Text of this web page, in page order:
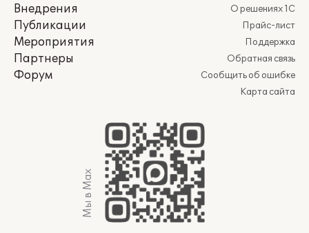
Внедрения
Публикации
Мероприятия
Партнеры
Форум
О решениях 1С
Прайс-лист
Поддержка
Обратная связь
Сообщить об ошибке
Карта сайта
Мы в Max